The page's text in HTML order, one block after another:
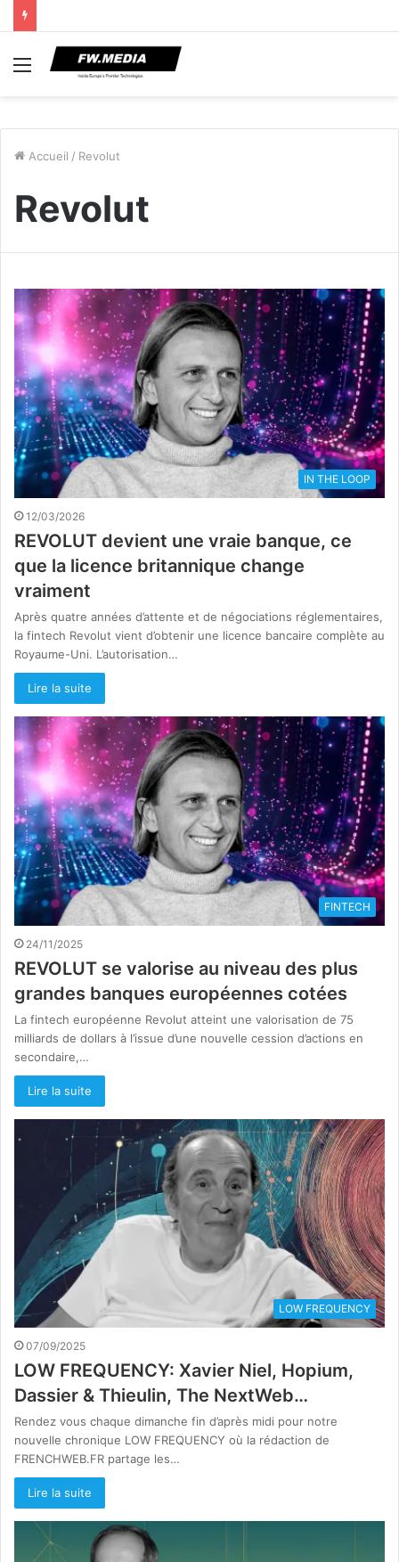
Menu
Accueil / Revolut
Revolut
IN THE LOOP
12/03/2026
REVOLUT devient une vraie banque, ce
que la licence britannique change
vraiment
Après quatre années d’attente et de négociations réglementaires,
la fintech Revolut vient d’obtenir une licence bancaire complète au
Royaume-Uni. L’autorisation…
Lire la suite
FINTECH
24/11/2025
REVOLUT se valorise au niveau des plus
grandes banques européennes cotées
La fintech européenne Revolut atteint une valorisation de 75
milliards de dollars à l’issue d’une nouvelle cession d’actions en
secondaire,…
Lire la suite
LOW FREQUENCY
07/09/2025
LOW FREQUENCY: Xavier Niel, Hopium,
Dassier & Thieulin, The NextWeb…
Rendez vous chaque dimanche fin d’après midi pour notre
nouvelle chronique LOW FREQUENCY où la rédaction de
FRENCHWEB.FR partage les…
Lire la suite